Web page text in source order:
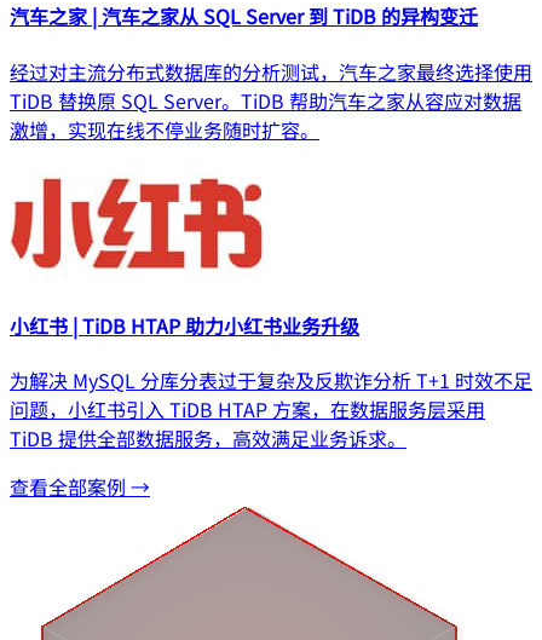
汽车之家 | 汽车之家从 SQL Server 到 TiDB 的异构变迁
经过对主流分布式数据库的分析测试，汽车之家最终选择使用
TiDB 替换原 SQL Server。TiDB 帮助汽车之家从容应对数据
激增，实现在线不停业务随时扩容。
小红书 | TiDB HTAP 助力小红书业务升级
为解决 MySQL 分库分表过于复杂及反欺诈分析 T+1 时效不足
问题，小红书引入 TiDB HTAP 方案，在数据服务层采用
TiDB 提供全部数据服务，高效满足业务诉求。
查看全部案例 →